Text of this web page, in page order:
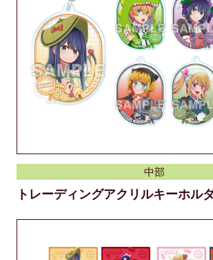
トレーディングアクリルキーホル
中部